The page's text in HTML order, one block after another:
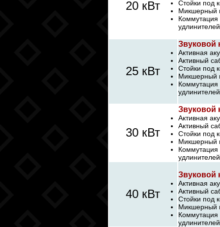
20 кВт
Стойки под
Микшерный
Коммутация
25 кВт
Звуковой
Активная
Активный
Стойки под
Микшерный
Коммутация
30 кВт
Звуковой
Активная
Активный
Стойки под
Микшерный
Коммутация
40 кВт
Звуковой
Активная
Активный
Стойки под
Микшерный
Коммутация